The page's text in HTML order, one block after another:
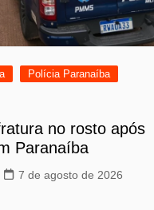
Polícia Paranaíba
no rosto após
Paranaíba
7 de agosto de 2026